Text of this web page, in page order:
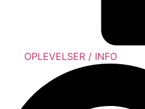
OPLEVELSER / INFO